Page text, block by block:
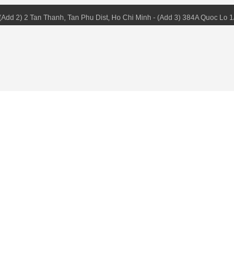
2) 2 Tan Thanh, Tan Phu Dist, Ho Chi Minh - (Add 3) 384A Quoc Lo